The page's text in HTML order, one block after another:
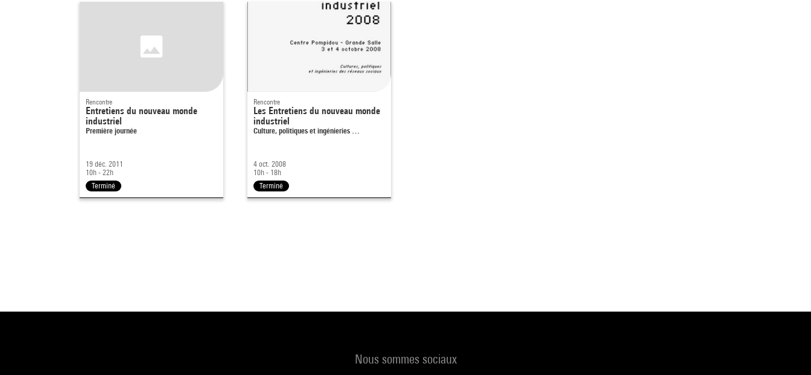
Rencontre
Entretiens du nouveau monde
industriel
Première journée
19 déc. 2011
10h - 22h
Terminé
Rencontre
Les Entretiens du nouveau monde
industriel
Culture, politiques et ingénieries …
4 oct. 2008
10h - 18h
Terminé
Nous sommes sociaux